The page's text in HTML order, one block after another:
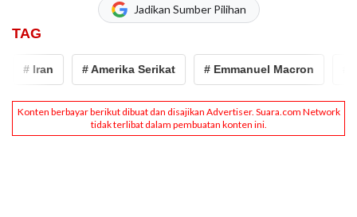
Jadikan Sumber Pilihan
TAG
# Iran # Amerika Serikat # Emmanuel Macron